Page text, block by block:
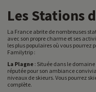
Les Stations
La France abrite de nombreuses
avec son propre charme et ses
les plus populaires où vous pourrez
Familytrip :
La Plagne : Située dans le
réputée pour son ambiance
niveaux de skieurs. Vous pourrez
complète.